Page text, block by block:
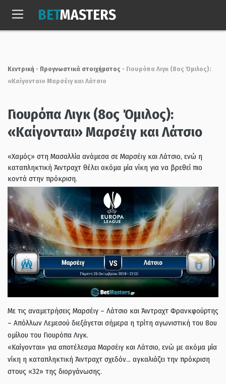
Παρ, 7 Αυγ. 2026
BETMASTERS
Κεντρική • Προγνωστικά στοιχήματος • Γιουρόπα Λιγκ (8ος Όμιλος):
«Kαίγονται» Μαρσέιγ και Λάτσιο
Γιουρόπα Λιγκ (8ος Όμιλος):
«Kαίγονται» Μαρσέιγ και Λάτσιο
«Χαμός» στη Μασαλλία ανάμεσα σε Μαρσέιγ και Λάτσιο, ενώ η
καταπληκτική Άιντραχτ θέλει ακόμα μία νίκη για να βρεθεί πιο
κοντά στην πρόκριση.
Mε τις αναμετρήσεις Μαρσέιγ – Λάτσιο και Άιντραχτ Φρανκφούρτης
– Απόλλων Λεμεσού διεξάγεται σήμερα η τρίτη αγωνιστική του 8ου
ομίλου του Γιουρόπα Λιγκ.
«Καίγονται» για αποτέλεσμα Μαρσέιγ και Λάτσιο, ενώ με ακόμα μία
νίκη η καταπληκτική Άιντραχτ σχεδόν… αγκαλιάζει την πρόκριση
στους «32» της διοργάνωσης.